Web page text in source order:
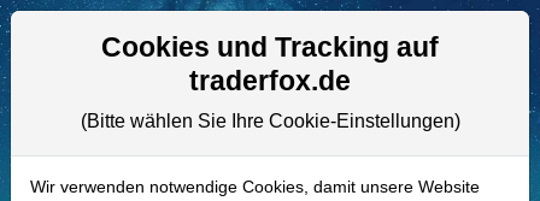
Aktien- und Artikelsuche
A1J39P | WDAY–Workday Aktie
Cookies und Tracking auf
traderfox.de
(Bitte wählen Sie Ihre Cookie-Einstellungen)
Wir verwenden notwendige Cookies, damit unsere Website